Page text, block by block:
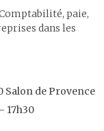
paie,
dans les
Salon de Provence
17h30